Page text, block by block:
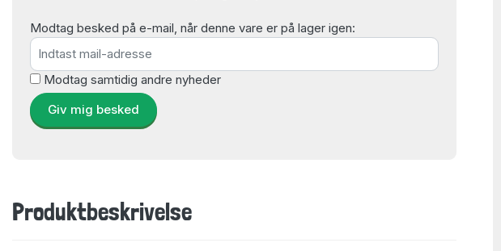
Modtag besked på e-mail, når denne vare er på lager igen:
Modtag samtidig andre nyheder
Giv mig besked
Produktbeskrivelse